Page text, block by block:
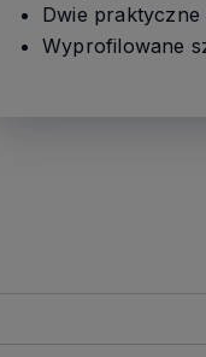
Dwie
Wyprofilowane